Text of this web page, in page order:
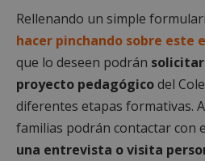
Rellenando un simple
hacer pinchando sobre este
que lo deseen podrán
proyecto pedagógicodel
diferentes etapas formativas.
familias podrán contactar con
una entrevista o visita